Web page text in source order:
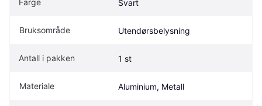
Farge Svart
Bruksområde Utendørsbelysning
Antall i pakken 1 st
Materiale Aluminium, Metall